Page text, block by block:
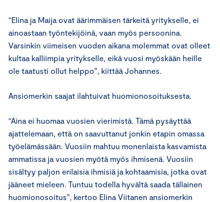
“Elina ja Maija ovat äärimmäisen tärkeitä yritykselle, ei
ainoastaan työntekijöinä, vaan myös persoonina.
Varsinkin viimeisen vuoden aikana molemmat ovat olleet
kultaa kalliimpia yritykselle, eikä vuosi myöskään heille
ole taatusti ollut helppo”, kiittää Johannes.
Ansiomerkin saajat ilahtuivat huomionosoituksesta.
“Aina ei huomaa vuosien vierimistä. Tämä pysäyttää
ajattelemaan, että on saavuttanut jonkin etapin omassa
työelämässään. Vuosiin mahtuu monenlaista kasvamista
ammatissa ja vuosien myötä myös ihmisenä. Vuosiin
sisältyy paljon erilaisia ihmisiä ja kohtaamisia, jotka ovat
jääneet mieleen. Tuntuu todella hyvältä saada tällainen
huomionosoitus”, kertoo Elina Viitanen ansiomerkin